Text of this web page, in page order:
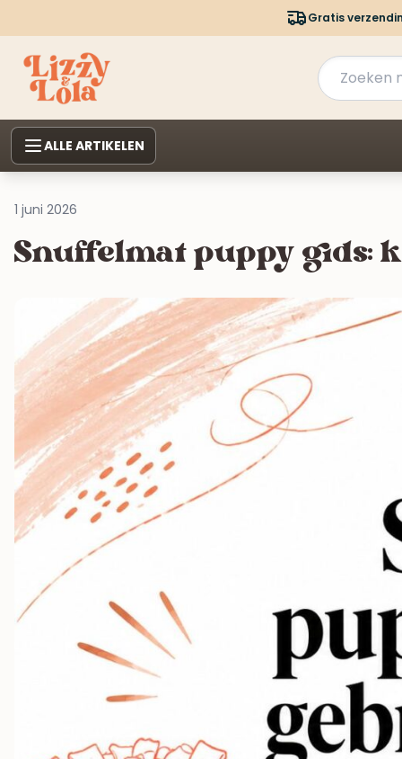
Gratis
ALLE ARTIKELEN
1 juni 2026
Snuffelmat puppy gids: